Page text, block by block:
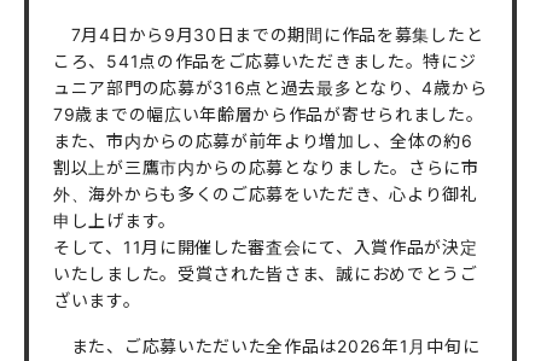
7月4日から9月30日までの期間に作品を募集したと
ころ、541点の作品をご応募いただきました。特にジ
ュニア部門の応募が316点と過去最多となり、4歳から
79歳までの幅広い年齢層から作品が寄せられました。
また、市内からの応募が前年より増加し、全体の約6
割以上が三鷹市内からの応募となりました。さらに市
外、海外からも多くのご応募をいただき、心より御礼
申し上げます。
そして、11月に開催した審査会にて、入賞作品が決定
いたしました。受賞された皆さま、誠におめでとうご
ざいます。
また、ご応募いただいた全作品は2026年1月中旬に